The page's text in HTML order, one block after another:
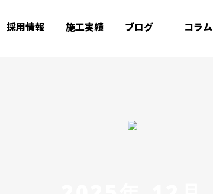
採用情報 施工実績 ブログ コラム